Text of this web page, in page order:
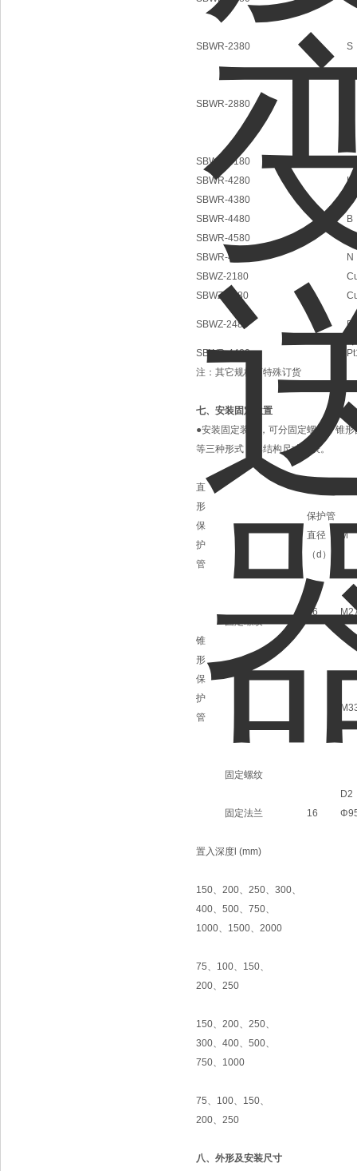
SBWR-2380 S
SBWR-2880
SBWR-4180
SBWR-4280
K
SBWR-4380
SBWR-4480
B
SBWR-4580
SBWR-4880
N
SBWZ-2180
SBWZ-2280
SBWZ-2480
SBWR-4480
注：其它规格可特殊订货
七、安装固定位置
●安装固定装置，可分固定螺纹、锥
等三种形式，其结构尺寸见表。
直
形
保
护
管
固定螺纹
保护管
直径
（d）
M
16
锥
形
保
护
管
固定螺纹
固定法兰 16
D2
置入深度l (mm)
150、200、250、300、
400、500、750、
1000、1500、2000
75、100、150、
200、250
150、200、250、
300、400、500、
750、1000
75、100、150、
200、250
八、外形及安装尺寸